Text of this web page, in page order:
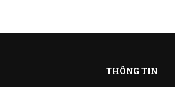
THÔNG TIN